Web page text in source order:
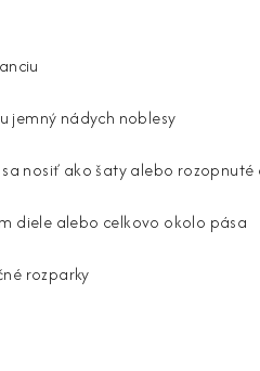
jemný nádych noblesy
nosiť ako šaty alebo rozopnuté
diele alebo celkovo okolo pása
rozparky